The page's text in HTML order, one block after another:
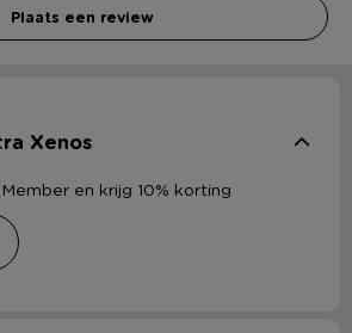
Plaats een review
Xenos
en krijg 10% korting